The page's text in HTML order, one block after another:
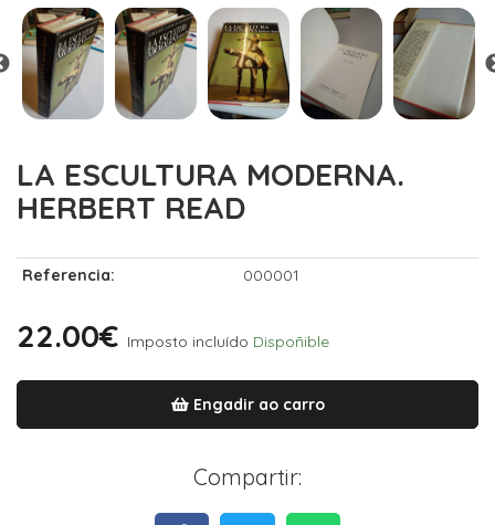
LA ESCULTURA MODERNA.
HERBERT READ
Referencia: 000001
22.00€ Imposto incluído Dispoñible
Engadir ao carro
Compartir: